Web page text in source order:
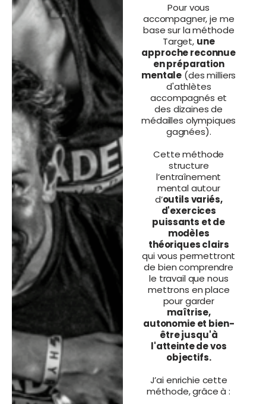
Pour vous
accompagner, je me
base sur la méthode
Target, une
approche reconnue
en préparation
mentale (des milliers
d'athlètes
accompagnés et
des dizaines de
médailles olympiques
gagnées).
Cette méthode
structure
l’entraînement
mental autour
d’outils variés,
d'exercices
puissants et de
modèles
théoriques clairs
qui vous permettront
de bien comprendre
le travail que nous
mettrons en place
pour garder
maîtrise,
autonomie et bien-
être jusqu'à
l'atteinte de vos
objectifs.
J’ai enrichie cette
méthode, grâce à :